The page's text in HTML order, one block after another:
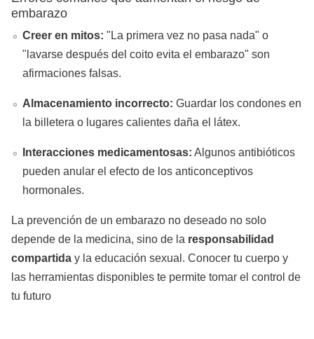
embarazo
Creer en mitos: "La primera vez no pasa nada" o
"lavarse después del coito evita el embarazo" son
afirmaciones falsas.
Almacenamiento incorrecto: Guardar los condones en
la billetera o lugares calientes daña el látex.
Interacciones medicamentosas: Algunos antibióticos
pueden anular el efecto de los anticonceptivos
hormonales.
La prevención de un embarazo no deseado no solo
depende de la medicina, sino de la responsabilidad
compartida y la educación sexual. Conocer tu cuerpo y
las herramientas disponibles te permite tomar el control de
tu futuro